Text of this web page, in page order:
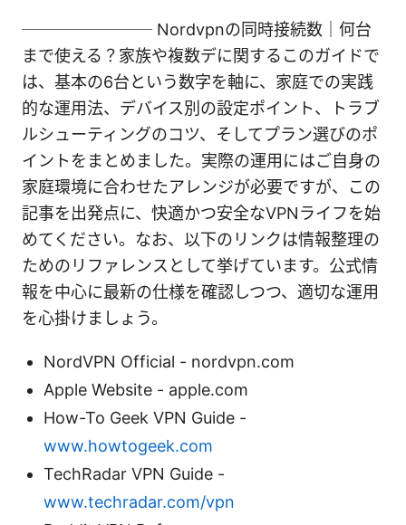
──────── Nordvpnの同時接続数｜何台
まで使える？家族や複数デに関するこのガイドで
は、基本の6台という数字を軸に、家庭での実践
的な運用法、デバイス別の設定ポイント、トラブ
ルシューティングのコツ、そしてプラン選びのポ
イントをまとめました。実際の運用にはご自身の
家庭環境に合わせたアレンジが必要ですが、この
記事を出発点に、快適かつ安全なVPNライフを始
めてください。なお、以下のリンクは情報整理の
ためのリファレンスとして挙げています。公式情
報を中心に最新の仕様を確認しつつ、適切な運用
を心掛けましょう。
NordVPN Official - nordvpn.com
Apple Website - apple.com
How-To Geek VPN Guide -
www.howtogeek.com
TechRadar VPN Guide -
www.techradar.com/vpn